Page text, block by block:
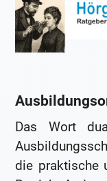
Das Wort
die praktische